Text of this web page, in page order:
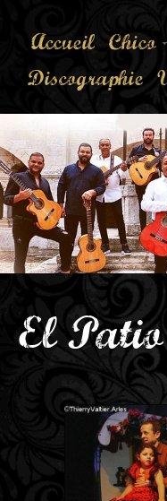
Accueil Chico
Discographie
El